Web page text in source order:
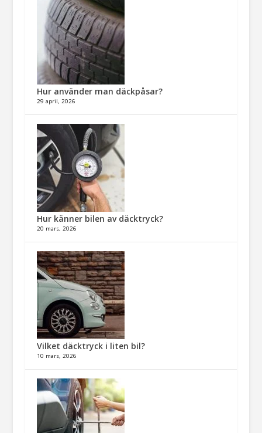
Hur använder man däckpåsar?
29 april, 2026
Hur känner bilen av däcktryck?
20 mars, 2026
Vilket däcktryck i liten bil?
10 mars, 2026